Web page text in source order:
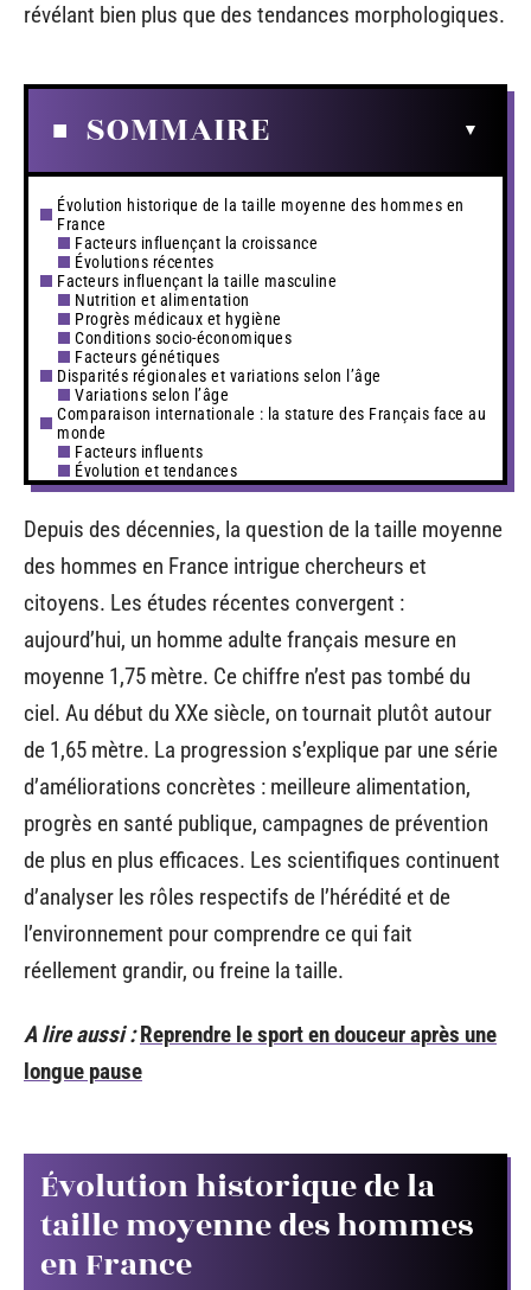
révélant bien plus que des tendances morphologiques.
SOMMAIRE
Évolution historique de la taille moyenne des hommes en
France
Facteurs influençant la croissance
Évolutions récentes
Facteurs influençant la taille masculine
Nutrition et alimentation
Progrès médicaux et hygiène
Conditions socio-économiques
Facteurs génétiques
Disparités régionales et variations selon l’âge
Variations selon l’âge
Comparaison internationale : la stature des Français face au
monde
Facteurs influents
Évolution et tendances
Depuis des décennies, la question de la taille moyenne
des hommes en France intrigue chercheurs et
citoyens. Les études récentes convergent :
aujourd’hui, un homme adulte français mesure en
moyenne 1,75 mètre. Ce chiffre n’est pas tombé du
ciel. Au début du XXe siècle, on tournait plutôt autour
de 1,65 mètre. La progression s’explique par une série
d’améliorations concrètes : meilleure alimentation,
progrès en santé publique, campagnes de prévention
de plus en plus efficaces. Les scientifiques continuent
d’analyser les rôles respectifs de l’hérédité et de
l’environnement pour comprendre ce qui fait
réellement grandir, ou freine la taille.
A lire aussi : Reprendre le sport en douceur après une
longue pause
Évolution historique de la
taille moyenne des hommes
en France